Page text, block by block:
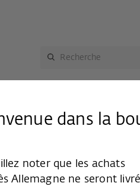
dans la
noter que les achats
Allemagne ne seront